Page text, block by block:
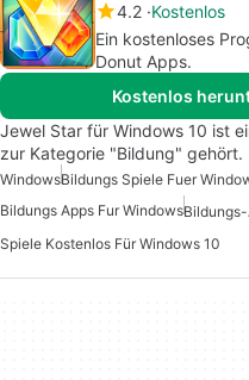
4.2 Kostenlos
Ein kostenloses
Donut Apps.
Kostenlos
Jewel Star für Windows 10 ist
zur Kategorie "Bildung" gehört.
WindowsBildungs Spiele Fuer
Bildungs Apps Fur WindowsBildungs-
Spiele Kostenlos Für Windows 10